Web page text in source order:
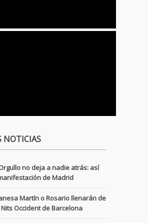
NOTICIAS
no deja a nadie atrás: así
de Madrid
Martín o Rosario llenarán de
Occident de Barcelona